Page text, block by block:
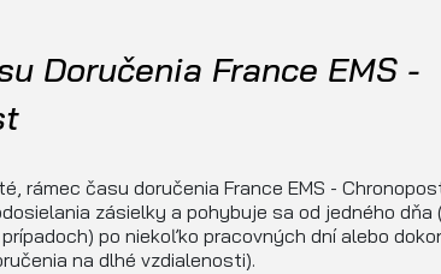
Doručenia France EMS -
rámec času doručenia France EMS -
zásielky a pohybuje sa od jedného dňa
po niekoľko pracovných dní alebo
na dlhé vzdialenosti).